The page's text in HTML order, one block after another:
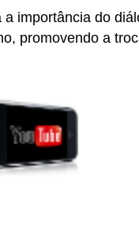
importância do
promovendo a